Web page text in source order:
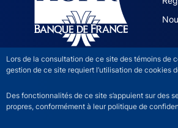
Lors de la consultation de ce site des témoins de
gestion de ce site requiert l’utilisation de cookies
Des fonctionnalités de ce site s’appuient sur des
propres, conformément à leur politique de